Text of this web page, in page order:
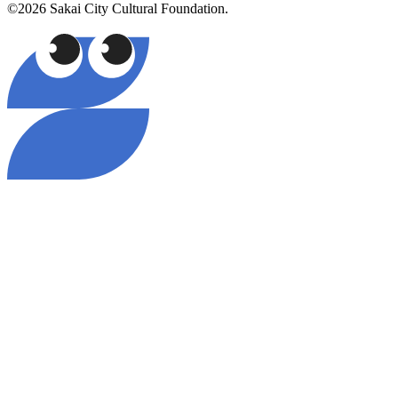
©2026 Sakai City Cultural Foundation.